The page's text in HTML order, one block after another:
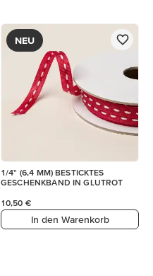
NEU
1/4" (6,4 MM) BESTICKTES
GESCHENKBAND IN GLUTROT
10,50 €
In den Warenkorb